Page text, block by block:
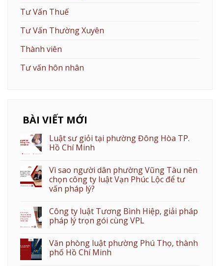
Tư Vấn Thuế
Tư Vấn Thường Xuyên
Thành viên
Tư vấn hôn nhân
BÀI VIẾT MỚI
Luật sư giỏi tại phường Đông Hòa TP.
Hồ Chí Minh
Vì sao người dân phường Vũng Tàu nên
chọn công ty luật Vạn Phúc Lộc để tư
vấn pháp lý?
Công ty luật Tương Bình Hiệp, giải pháp
pháp lý trọn gói cùng VPL
Văn phòng luật phường Phú Thọ, thành
phố Hồ Chí Minh